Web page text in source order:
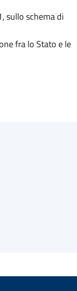
sullo schema di
fra lo Stato e le